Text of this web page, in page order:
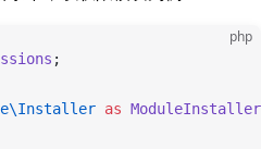
php
;
as ModuleInstaller